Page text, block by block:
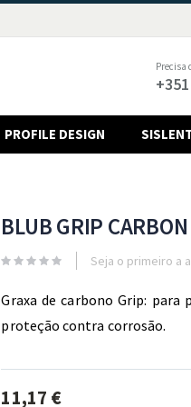
Precisa
PROFILE DESIGN
BLUB GRIP
Seja o primeiro a
Graxa de carbono Grip: para
proteção contra corrosão.
11,17 €